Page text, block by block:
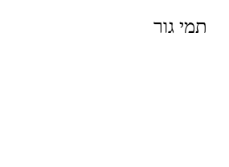
תמי גור